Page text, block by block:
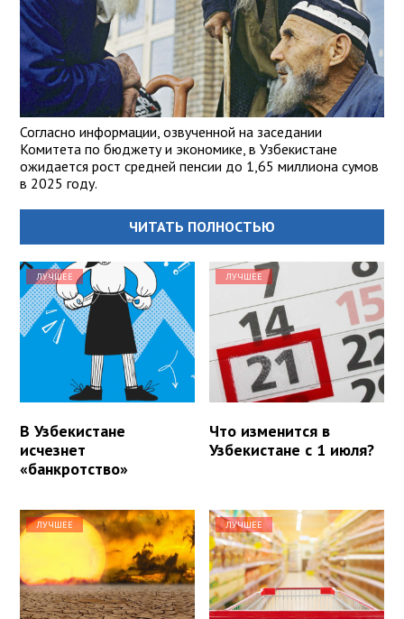
Согласно информации, озвученной на заседании
Комитета по бюджету и экономике, в Узбекистане
ожидается рост средней пенсии до 1,65 миллиона сумов
в 2025 году.
ЧИТАТЬ ПОЛНОСТЬЮ
ЛУЧШЕЕ
В Узбекистане
исчезнет
«банкротство»
ЛУЧШЕЕ
Что изменится в
Узбекистане с 1 июля?
ЛУЧШЕЕ ЛУЧШЕЕ